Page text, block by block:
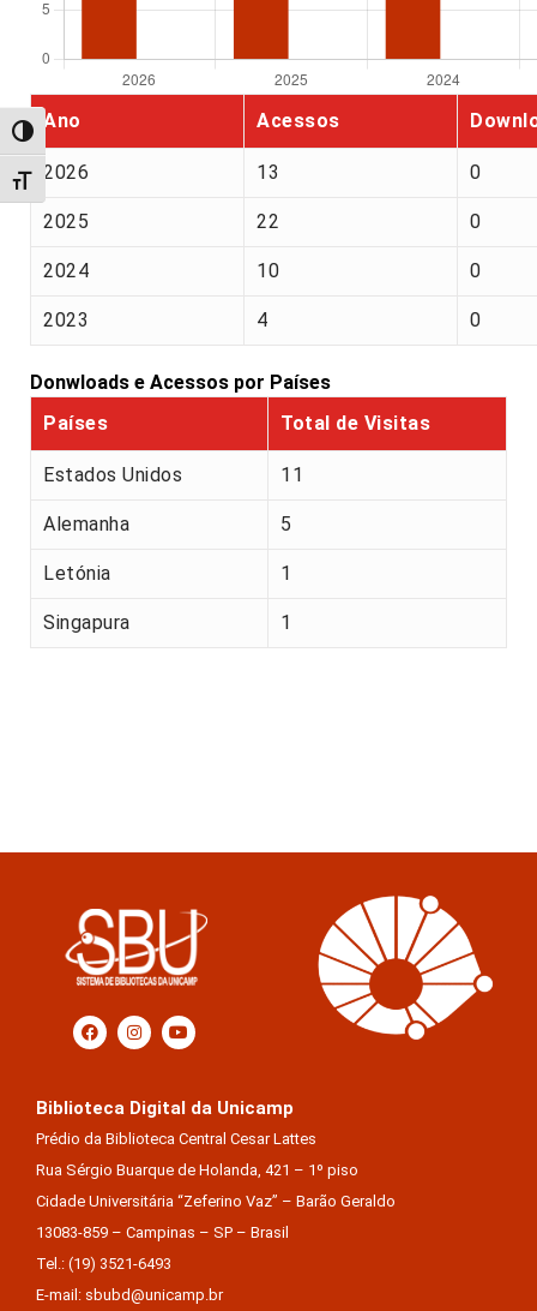
Alternar alto contraste
Alternar tamanho da fonte
Ano Acessos
2026 13 0
2025 22 0
2024 10 0
2023 4 0
Donwloads e Acessos por Países
Países
Total de Visitas
Estados Unidos 11
Alemanha 5
Letónia 1
Singapura 1
Biblioteca Digital da Unicamp
Prédio da Biblioteca Central Cesar Lattes
Rua Sérgio Buarque de Holanda, 421 – 1º piso
Cidade Universitária “Zeferino Vaz” – Barão Geraldo
13083-859 – Campinas – SP – Brasil
Tel.: (19) 3521-6493
E-mail: sbubd@unicamp.br